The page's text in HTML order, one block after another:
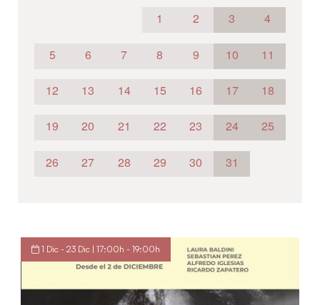
1
2 3 4
5 6 7 8 9 10 11
12 13 14 15 16 17 18
19 20 21 22 23 24 25
26 27 28 29 30 31
1 Dic - 23 Dic | 17:00h - 19:00h